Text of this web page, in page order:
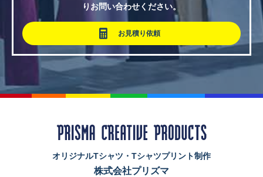
りお問い合わせください。
お見積り依頼
オリジナルTシャツ・Tシャツプリント制作
株式会社プリズマ